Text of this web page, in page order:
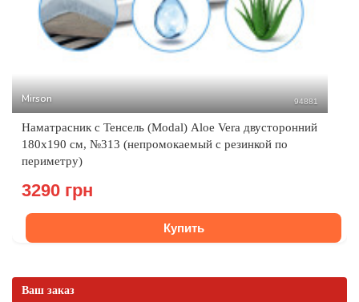
Mirson 94881
Наматрасник с Тенсель (Modal) Aloe Vera двусторонний
180x190 см, №313 (непромокаемый с резинкой по
периметру)
3290 грн
Купить
Ваш заказ